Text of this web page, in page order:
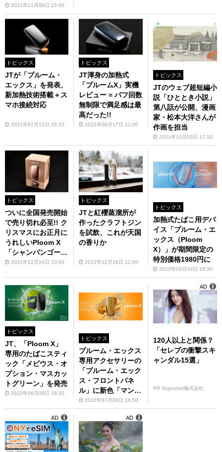
2021年11月08日 15:00
トピックス
JTが「プルーム・
エックス」を発表、
新加熱技術搭載＋ス
マホ接続対応
2021年07月15日 16:15
トピックス
JT渾身の加熱式
「プルームX」実機
レビュー = パフ回数
無制限で満足感は最
高だった!!
2021年08月17日 11:00
トピックス
JTのウェブ超短編小
説「ひととき小説」
第八話が公開、漫画
家・松本大洋さんが
作画を担当
2021年12月03日 17:10
トピックス
ついに全国発売開始
で売り切れ必至!! ク
リスマスにお正月に
うれしいPloom X
「シャンパンゴール
ド」2021年12月24日 10:00
トピックス
JTと紅櫻蒸溜所が
作ったクラフトジン
を試飲、これが天国
の香りか
2021年12月24日 11:00
トピックス
加熱式たばこ用デバ
イス「プルーム・エ
ックス（Ploom
X）」が期間限定の
特別価格1980円に
2022年03月03日 18:30
トピックス
JT、「Ploom X」
専用のたばこスティ
ック「メビウス・オ
プション・マスカッ
トグリーン」を発売
2022年06月08日 18:30
トピックス
プルーム・エックス
専用アクセサリーの
「プルーム・エック
ス・フロントパネ
ル」に新色「マンゴ
ーイエロー」が登場
2022年07月08日 16:50
120人以上と関係？
「セレブの衝撃スキ
ャンダル15選」
PR Skyrocket株式会社
AD
AD AD